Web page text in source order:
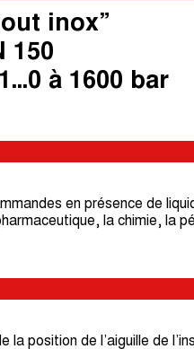
inox”
150
à 1600 bar
en présence de
la chimie, la
position de l’aiguille de